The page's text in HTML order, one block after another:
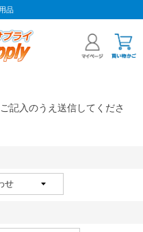
品
記入のうえ送信してくださ